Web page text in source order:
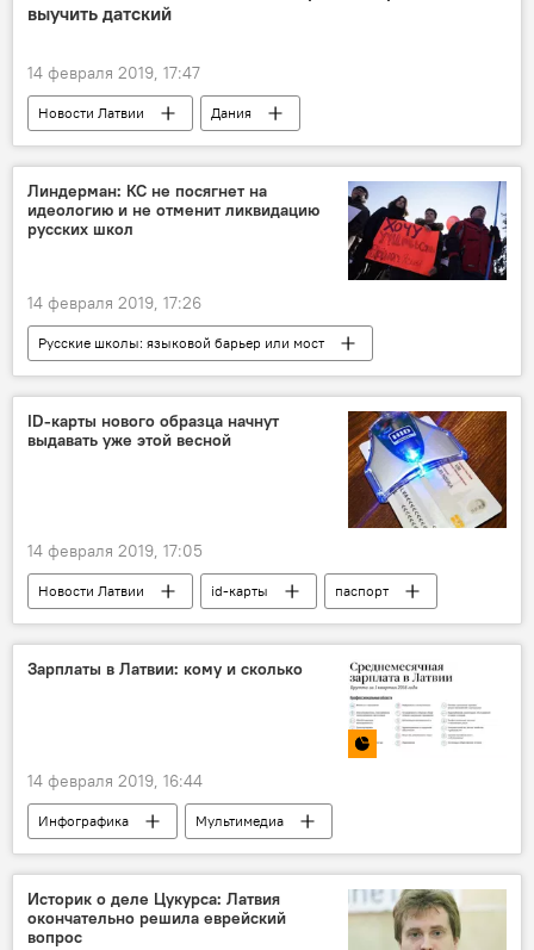
выучить датский
14 февраля 2019, 17:47
Новости Латвии
Дания
датский язык
Линдерман: КС не посягнет на
идеологию и не отменит ликвидацию
русских школ
14 февраля 2019, 17:26
Русские школы: языковой барьер или мост
Новости Латвии
Латвия
Конституционный суд
Владимир Линдерман
ID-карты нового образца начнут
выдавать уже этой весной
14 февраля 2019, 17:05
Новости Латвии id-карты
паспорт
Латвия
Зарплаты в Латвии: кому и сколько
14 февраля 2019, 16:44
Инфографика
Мультимедиа
Новости экономики Латвии
Латвия
женщины
мужчины
Историк о деле Цукурса: Латвия
окончательно решила еврейский
вопрос